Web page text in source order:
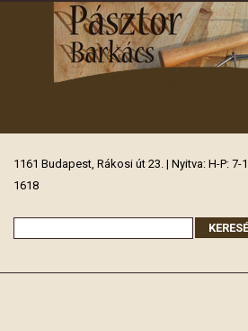
1161 Budapest, Rákosi út 23. | Nyitva: H-P: 7-
1618